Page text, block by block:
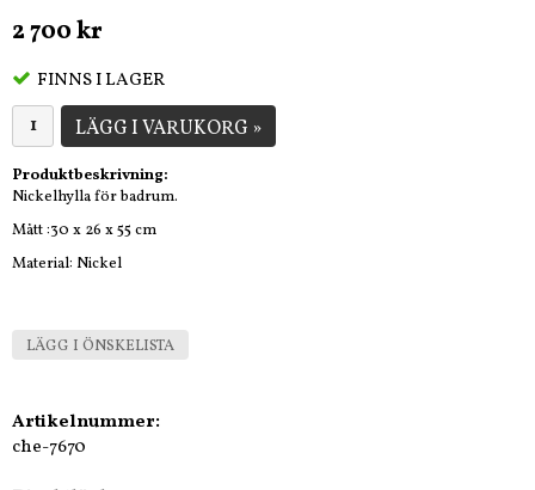
2 700 kr
FINNS I LAGER
LÄGG I VARUKORG »
Produktbeskrivning:
Nickelhylla för badrum.
Mått :30 x 26 x 55 cm
Material: Nickel
LÄGG I ÖNSKELISTA
Artikelnummer:
che-7670